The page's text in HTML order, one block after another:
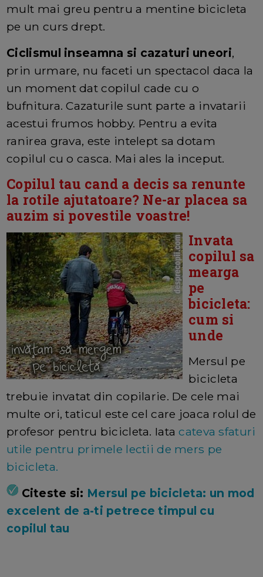
mult mai greu pentru a mentine bicicleta
pe un curs drept.
Ciclismul inseamna si cazaturi uneori,
prin urmare, nu faceti un spectacol daca la
un moment dat copilul cade cu o
bufnitura. Cazaturile sunt parte a invatarii
acestui frumos hobby. Pentru a evita
ranirea grava, este intelept sa dotam
copilul cu o casca. Mai ales la inceput.
Copilul tau cand a decis sa renunte
la rotile ajutatoare? Ne-ar placea sa
auzim si povestile voastre!
Invata
copilul sa
mearga
pe
bicicleta:
cum si
unde
Mersul pe
bicicleta
trebuie invatat din copilarie. De cele mai
multe ori, taticul este cel care joaca rolul de
profesor pentru bicicleta. Iatacateva sfaturi
utile pentru primele lectii de mers pe
bicicleta.
Citeste si: Mersul pe bicicleta: un mod
excelent de a-ti petrece timpul cu
copilul tau